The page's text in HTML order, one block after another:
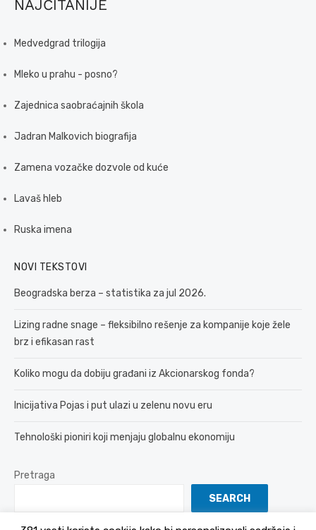
NAJČITANIJE
Medvedgrad trilogija
Mleko u prahu - posno?
Zajednica saobraćajnih škola
Jadran Malkovich biografija
Zamena vozačke dozvole od kuće
Lavaš hleb
Ruska imena
NOVI TEKSTOVI
Beogradska berza – statistika za jul 2026.
Lizing radne snage – fleksibilno rešenje za kompanije koje žele
brz i efikasan rast
Koliko mogu da dobiju građani iz Akcionarskog fonda?
Inicijativa Pojas i put ulazi u zelenu novu eru
Tehnološki pioniri koji menjaju globalnu ekonomiju
Pretraga
SEARCH